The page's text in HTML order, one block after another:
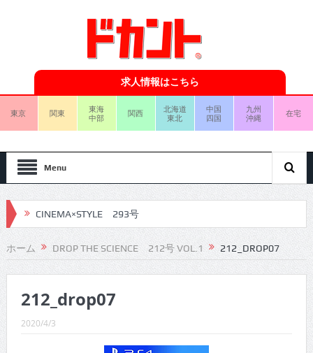
求人情報はこちら
東京 関東
東海
中部
関西
北海道
東北
中国
四国
九州
沖縄
在宅
Menu
CINEMA×STYLE 293号
CINEMA×STYLE 292号
CINEMA×STYLE 291号
CINEMA×STYLE 290号
CINEMA×STYLE 289号
CINEMA×STYLE 288号
ホーム DROP THE SCIENCE 212号 VOL.1 212_DROP07
212_drop07
2020/4/3